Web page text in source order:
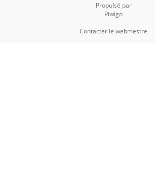
Propulsé par
Piwigo
-
Contacter le webmestre